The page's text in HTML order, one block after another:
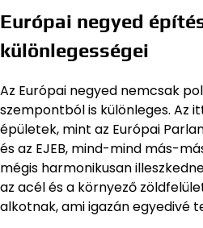
Európai negyed
különlegességei
Az Európai negyed nemcsak
szempontból is különleges. Az
épületek, mint az Európai
és az EJEB, mind-mind más-
mégis harmonikusan
az acél és a környező
alkotnak, ami igazán egyedivé